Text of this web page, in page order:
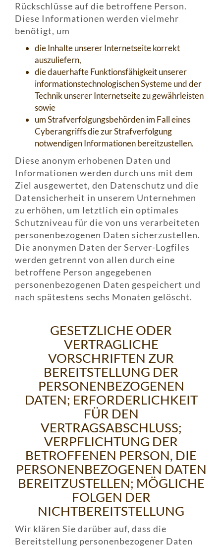
Rückschlüsse auf die betroffene Person.
Diese Informationen werden vielmehr
benötigt, um
die Inhalte unserer Internetseite korrekt
auszuliefern,
die dauerhafte Funktionsfähigkeit unserer
informationstechnologischen Systeme und der
Technik unserer Internetseite zu gewährleisten
sowie
um Strafverfolgungsbehörden im Fall eines
Cyberangriffs die zur Strafverfolgung
notwendigen Informationen bereitzustellen.
Diese anonym erhobenen Daten und
Informationen werden durch uns mit dem
Ziel ausgewertet, den Datenschutz und die
Datensicherheit in unserem Unternehmen
zu erhöhen, um letztlich ein optimales
Schutzniveau für die von uns verarbeiteten
personenbezogenen Daten sicherzustellen.
Die anonymen Daten der Server-Logfiles
werden getrennt von allen durch eine
betroffene Person angegebenen
personenbezogenen Daten gespeichert und
nach spätestens sechs Monaten gelöscht.
GESETZLICHE ODER
VERTRAGLICHE
VORSCHRIFTEN ZUR
BEREITSTELLUNG DER
PERSONENBEZOGENEN
DATEN; ERFORDERLICHKEIT
FÜR DEN
VERTRAGSABSCHLUSS;
VERPFLICHTUNG DER
BETROFFENEN PERSON, DIE
PERSONENBEZOGENEN DATEN
BEREITZUSTELLEN; MÖGLICHE
FOLGEN DER
NICHTBEREITSTELLUNG
Wir klären Sie darüber auf, dass die
Bereitstellung personenbezogener Daten